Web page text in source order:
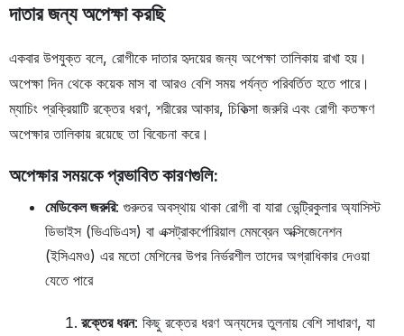
দাতার জন্য অপেক্ষা করছি
একবার উপযুক্ত বলে, রোগীকে দাতার হৃদয়ের জন্য অপেক্ষা তালিকায় রাখা হয়।
অপেক্ষা দিন থেকে কয়েক মাস বা আরও বেশি সময় পর্যন্ত পরিবর্তিত হতে পারে।
ম্যাচিং প্রক্রিয়াটি রক্তের ধরণ, শরীরের আকার, চিকিত্সা জরুরি এবং রোগী কতক্ষণ
অপেক্ষার তালিকায় রয়েছে তা বিবেচনা করে।
অপেক্ষার সময়কে প্রভাবিত কারণগুলি:
মেডিকেল জরুরি: গুরুতর অবস্থায় থাকা রোগী বা যারা ভেন্ট্রিকুলার অ্যাসিস্ট
ডিভাইস (ভিএডিএস) বা এক্সট্রাকর্পোরিয়াল মেমব্রেন অক্সিজেনেশন
(ইসিএমও) এর মতো মেশিনের উপর নির্ভরশীল তাদের অগ্রাধিকার দেওয়া
যেতে পারে
রক্তের ধরন: কিছু রক্তের ধরণ অন্যদের তুলনায় বেশি সাধারণ, যা